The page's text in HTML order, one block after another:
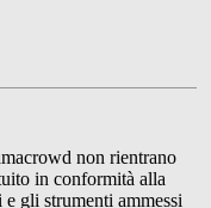
non rientrano
in conformità alla
gli strumenti ammessi